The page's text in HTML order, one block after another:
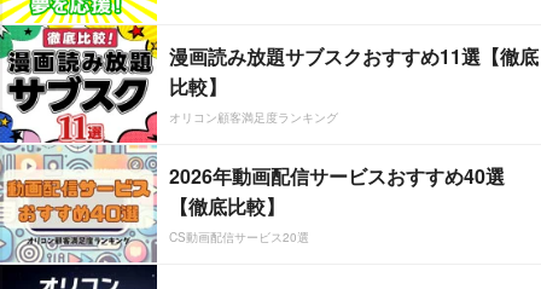
漫画読み放題サブスクおすすめ11選【徹底
比較】
オリコン顧客満足度ランキング
2026年動画配信サービスおすすめ40選
【徹底比較】
CS動画配信サービス20選